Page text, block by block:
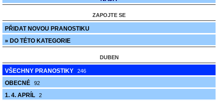
ZAPOJTE SE
PŘIDAT NOVOU PRANOSTIKU
» DO TÉTO KATEGORIE
DUBEN
VŠECHNY PRANOSTIKY 246
OBECNÉ 92
1. 4. APRÍL 2